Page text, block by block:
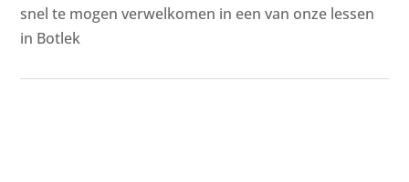
snel te mogen verwelkomen in een van onze lessen
in Botlek